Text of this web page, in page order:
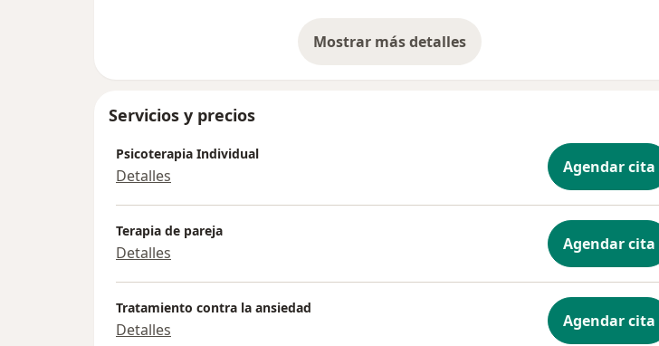
Mostrar más detalles
sobre la experiencia
Servicios y precios
Psicoterapia Individual
Detalles Agendar cita
Terapia de pareja
Detalles Agendar cita
Tratamiento contra la ansiedad
Detalles Agendar cita